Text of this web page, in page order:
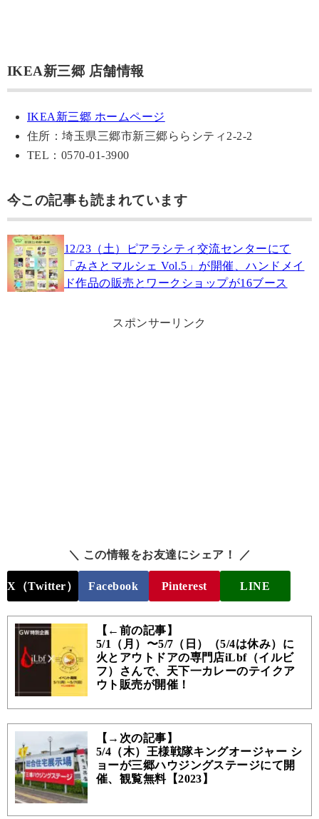
IKEA新三郷 店舗情報
IKEA新三郷 ホームページ
住所：埼玉県三郷市新三郷ららシティ2-2-2
TEL：0570-01-3900
今この記事も読まれています
12/23（土）ピアラシティ交流センターにて
「みさとマルシェ Vol.5」が開催、ハンドメイ
ド作品の販売とワークショップが16ブース
スポンサーリンク
＼ この情報をお友達にシェア！ ／
X（Twitter） Facebook Pinterest LINE
【←前の記事】
5/1（月）〜5/7（日）（5/4は休み）に
火とアウトドアの専門店iLbf（イルビ
フ）さんで、天下一カレーのテイクア
ウト販売が開催！
【→次の記事】
5/4（木）王様戦隊キングオージャー シ
ョーが三郷ハウジングステージにて開
催、観覧無料【2023】